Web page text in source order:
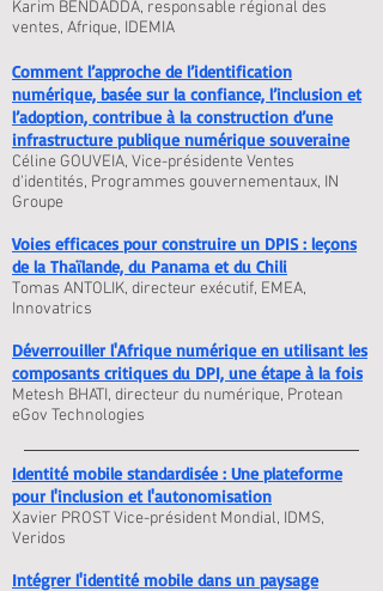
Karim BENDADDA, responsable régional des
ventes, Afrique, IDEMIA
Comment l’approche de l’identification
numérique, basée sur la confiance, l’inclusion et
l’adoption, contribue à la construction d’une
infrastructure publique numérique souveraine
Céline GOUVEIA, Vice-présidente Ventes
d'identités, Programmes gouvernementaux, IN
Groupe
Voies efficaces pour construire un DPIS : leçons
de la Thaïlande, du Panama et du Chili
Tomas ANTOLIK, directeur exécutif, EMEA,
Innovatrics
Déverrouiller l'Afrique numérique en utilisant les
composants critiques du DPI, une étape à la fois
Metesh BHATI, directeur du numérique, Protean
eGov Technologies
Identité mobile standardisée : Une plateforme
pour l'inclusion et l'autonomisation
Xavier PROST Vice-président Mondial, IDMS,
Veridos
Intégrer l'identité mobile dans un paysage